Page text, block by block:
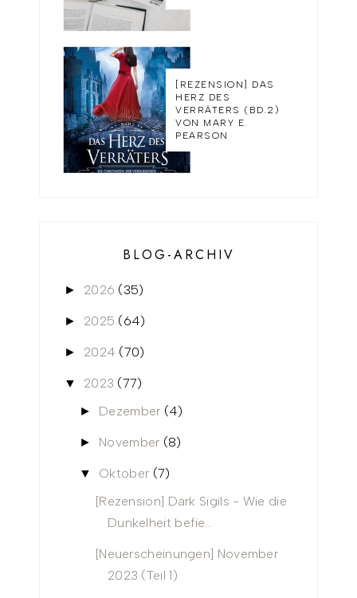
[REZENSION] DAS
HERZ DES
VERRÄTERS (BD.2)
VON MARY E.
PEARSON
BLOG-ARCHIV
► 2026 (35)
► 2025 (64)
► 2024 (70)
▼ 2023 (77)
► Dezember (4)
► November (8)
▼ Oktober (7)
[Rezension] Dark Sigils - Wie die
Dunkelheit befie...
[Neuerscheinungen] November
2023 (Teil 1)